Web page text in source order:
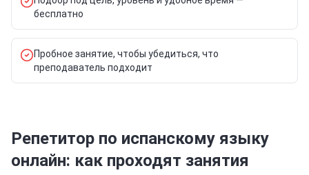
бесплатно
Пробное занятие, чтобы убедиться, что
преподаватель подходит
Репетитор по испанскому языку
онлайн: как проходят занятия